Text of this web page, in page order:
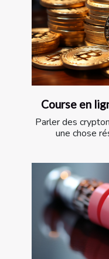
Course en
Parler des
une chose